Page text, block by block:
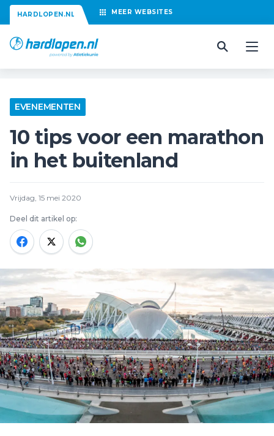
HARDLOPEN.NL MEER WEBSITES
EVENEMENTEN
10 tips voor een marathon
in het buitenland
Vrijdag, 15 mei 2020
Deel dit artikel op: